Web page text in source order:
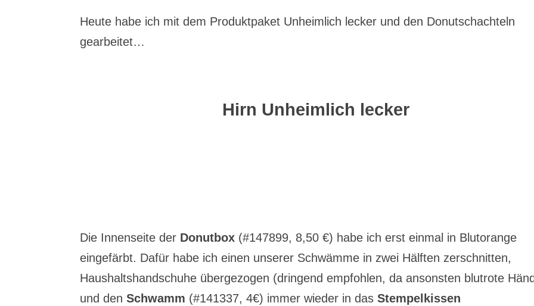
Heute habe ich mit dem Produktpaket Unheimlich lecker und den Donutschachteln
gearbeitet…
Hirn Unheimlich lecker
Die Innenseite der Donutbox (#147899, 8,50 €) habe ich erst einmal in Blutorange
eingefärbt. Dafür habe ich einen unserer Schwämme in zwei Hälften zerschnitten,
Haushaltshandschuhe übergezogen (dringend empfohlen, da ansonsten blutrote
und denSchwamm (#141337, 4€) immer wieder in dasStempelkissen